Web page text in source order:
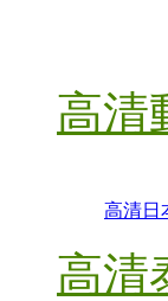
高清
高清日
高清